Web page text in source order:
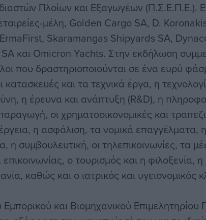
Πλοίων και Εξαγωγέων (Π.Σ.Ε.Π.Ε.).
μέλη, Golden Cargo SA, D.
Skaramangas Shipyards SA,
και Omicron Yachts. Στην εκδήλωση
που δραστηριοποιούνται σε ένα ευρύ
και τα τεχνικά έργα, η
η έρευνα και ανάπτυξη (R&D), η
οι χρηματοοικονομικές και
η ασφάλιση, τα νομικά επαγγέλματα, η
η συμβουλευτική, οι τηλεπικοινωνίες, τα
ο τουρισμός και η φιλοξενία, η
καθώς και ο ιατρικός και υγειονομικός
και Βιομηχανικού Επιμελητηρίου